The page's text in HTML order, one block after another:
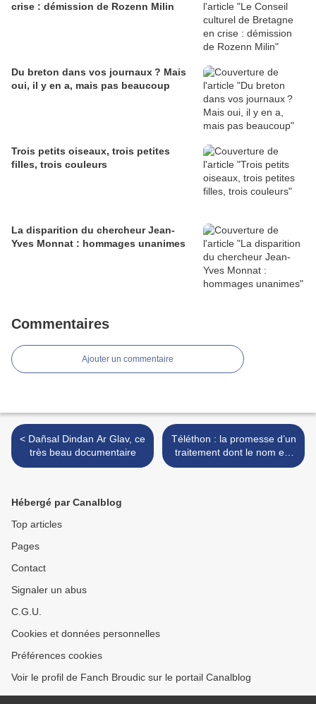
crise : démission de Rozenn Milin
Du breton dans vos journaux ? Mais
oui, il y en a, mais pas beaucoup
Trois petits oiseaux, trois petites
filles, trois couleurs
La disparition du chercheur Jean-
Yves Monnat : hommages unanimes
Commentaires
Ajouter un commentaire
< Dañsal Dindan Ar Glav, ce
très beau documentaire
Téléthon : la promesse d’un
traitement dont le nom est
en partie breton >
Hébergé par Canalblog
Top articles
Pages
Contact
Signaler un abus
C.G.U.
Cookies et données personnelles
Préférences cookies
Voir le profil de Fanch Broudic sur le portail Canalblog